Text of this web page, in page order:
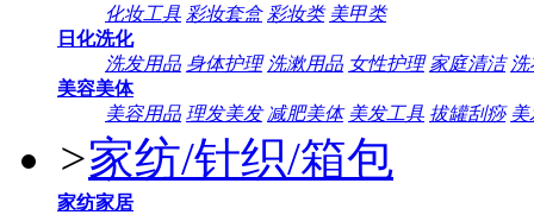
化妆工具 彩妆套盒 彩妆类 美甲类
日化洗化
洗发用品 身体护理 洗漱用品 女性护理 家庭清洁
美容美体
美容用品 理发美发 减肥美体 美发工具 拔罐刮痧 美
>家纺/针织/箱包
家纺家居